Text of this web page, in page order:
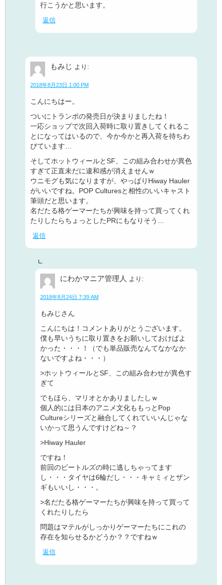
行こうかと思います。
返信
もみじ より:
2018年8月23日 1:00 PM
こんにちはー。
ついにトランポの発売日が決まりましたね！
一応ショップで次回入荷時に取り置きしてくれるこ
とになってはいるので、今か今かと再入荷を待ちわ
びています…
そしてホットウィールとSF、この組み合わせが異色
すぎて正直未だに違和感が消えませんｗ
ウニモグも気になりますが、やっぱりHiway Hauler
がいいですね。POP Culturesと相性のいいキャスト
筆頭だと思います。
名だたる格ゲーマーたちが興味を持って買ってくれ
たりしたらちょっとしたPRにもなりそう…
返信
にわかマニア管理人 より:
2018年8月24日 7:39 AM
もみじさん
こんにちは！コメントありがとうございます。
僕も早いうちに取り置きをお願いしておけばよ
かった・・・！（でも単品販売なんてなかなか
ないですよね・・・）
>ホットウィールとSF、この組み合わせが異色す
ぎて
でもほら、マリオとかありましたしｗ
個人的には日本のアニメ文化ももっとPop
Cultureシリーズと融合してくれていいんじゃな
いかって思うんですけどね～？
>Hiway Hauler
ですね！
前回のビートルズの時に逃しちゃってます
し・・・タイヤは6輪だし・・・キャミィとザン
ギもいいし・・・。
>名だたる格ゲーマーたちが興味を持って買って
くれたりしたら
問題はマテルがしっかりゲーマーたちにこれの
存在を知らせるかどうか？？ですねｗ
返信